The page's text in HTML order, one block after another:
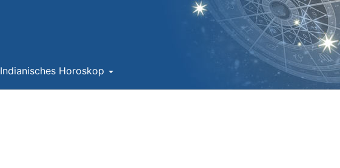
Indianisches Horoskop